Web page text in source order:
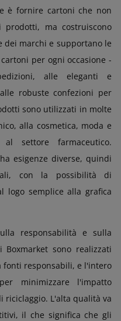
è fornire cartoni che non
prodotti, ma costruiscono
dei marchi e supportano le
per ogni occasione -
alle eleganti e
robuste confezioni per
sono utilizzati in molte
alla cosmetica, moda e
settore farmaceutico.
esigenze diverse, quindi
con la possibilità di
logo semplice alla grafica
responsabilità e sulla
sono realizzati
responsabili, e l'intero
minimizzare l'impatto
riciclaggio. L'alta qualità va
il che significa che gli